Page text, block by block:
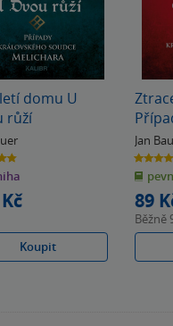
domu U
růží
Koupit
Jan
4.8
z
5
89
Běžně